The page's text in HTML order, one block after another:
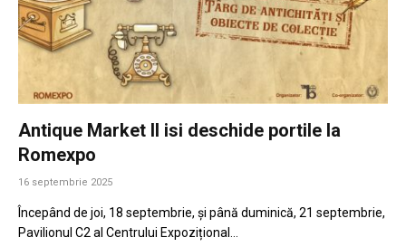
Antique Market II isi deschide portile la
Romexpo
16 septembrie 2025
Începând de joi, 18 septembrie, și până duminică, 21 septembrie,
Pavilionul C2 al Centrului Expozițional…